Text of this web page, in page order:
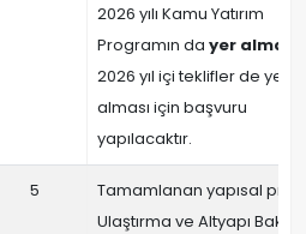
2026 yılı Kamu Yatırım
Programın da yer
2026 yıl içi teklifler de yer
alması için başvuru
yapılacaktır.
5
Tamamlanan yapısal
Ulaştırma ve Altyapı